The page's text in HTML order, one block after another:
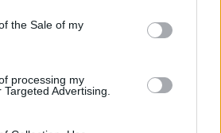
the Sale of my
processing my
Advertising.
160 „Norfa“